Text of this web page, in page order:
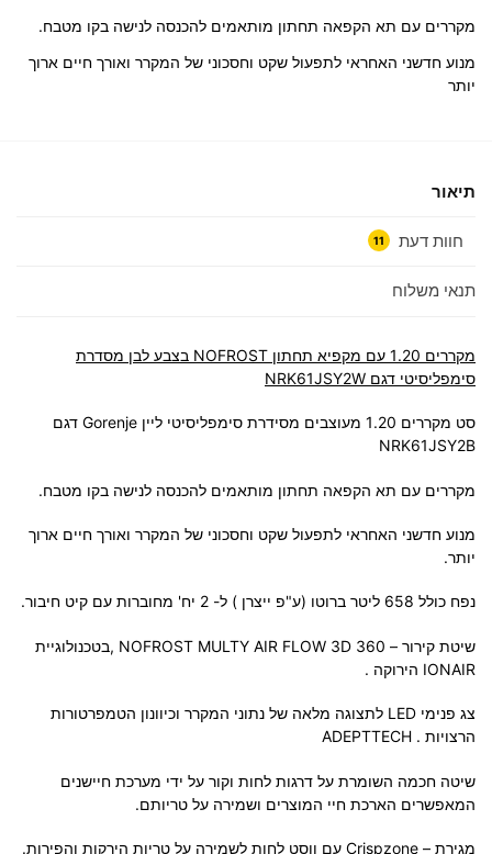
מקררים עם תא הקפאה תחתון מותאמים להכנסה לנישה בקו מטבח.
מנוע חדשני האחראי לתפעול שקט וחסכוני של המקרר ואורך חיים ארוך
יותר
תיאור
חוות דעת 11
תנאי משלוח
מקררים 1.20 עם מקפיא תחתון NOFROST בצבע לבן מסדרת
סימפליסיטי דגם NRK61JSY2W
סט מקררים 1.20 מעוצבים מסידרת סימפליסיטי ליין Gorenje דגם
NRK61JSY2B
מקררים עם תא הקפאה תחתון מותאמים להכנסה לנישה בקו מטבח.
מנוע חדשני האחראי לתפעול שקט וחסכוני של המקרר ואורך חיים ארוך
יותר.
נפח כולל 658 ליטר ברוטו (ע"פ ייצרן ) ל- 2 יח' מחוברות עם קיט חיבור.
שיטת קירור – NOFROST MULTY AIR FLOW 3D 360 ,בטכנולוגיית
IONAIR הירוקה .
צג פנימי LED לתצוגה מלאה של נתוני המקרר וכיוונון הטמפרטורות
הרצויות . ADEPTTECH
שיטה חכמה השומרת על דרגות לחות וקור על ידי מערכת חיישנים
המאפשרים הארכת חיי המוצרים ושמירה על טריותם.
מגירת – Crispzone עם ווסט לחות לשמירה על טריות הירקות והפירות.